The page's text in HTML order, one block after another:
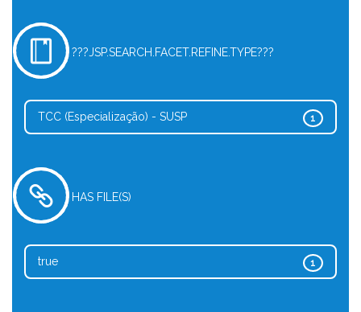
???JSP.SEARCH.FACET.REFINE.TYPE???
1
TCC (Especialização) - SUSP
HAS FILE(S)
1
true